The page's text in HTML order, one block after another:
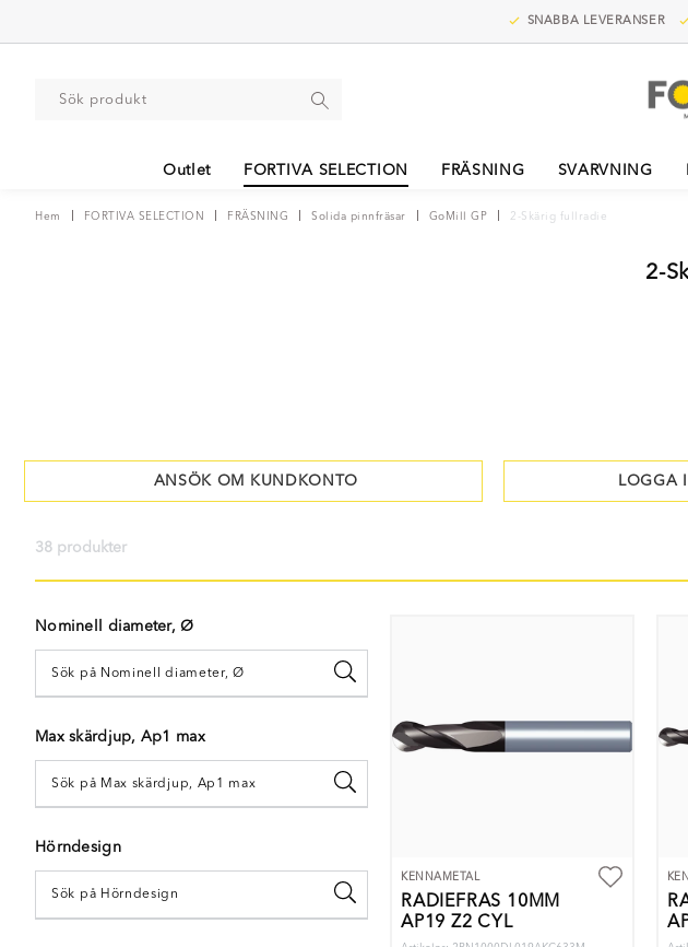
SNABBA LEVERANSER
Outlet FORTIVA SELECTION FRÄSNING SVARVNING
Hem FORTIVA SELECTION FRÄSNING Solida pinnfräsar GoMill GP 2-Skärig fullradie
2-
ANSÖK OM KUNDKONTO LOGGA
38 produkter
Nominell diameter, Ø
Max skärdjup, Ap1 max
Hörndesign
KENNAMETAL
RADIEFRÄS 10MM
AP19 Z2 CYL